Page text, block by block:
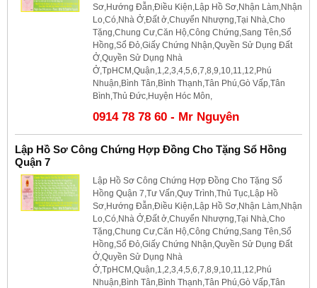
Sơ,Hướng Đẫn,Điều Kiện,Lập Hồ Sơ,Nhận Làm,Nhận
Lo,Có,Nhà Ở,Đất ở,Chuyển Nhượng,Tại Nhà,Cho
Tặng,Chung Cư,Căn Hộ,Công Chứng,Sang Tên,Sổ
Hồng,Sổ Đỏ,Giấy Chứng Nhận,Quyền Sử Dụng Đất
Ở,Quyền Sử Dụng Nhà
Ở,TpHCM,Quận,1,2,3,4,5,6,7,8,9,10,11,12,Phú
Nhuận,Bình Tân,Bình Thạnh,Tân Phú,Gò Vấp,Tân
Bình,Thủ Đức,Huyện Hóc Môn,
0914 78 78 60 - Mr Nguyên
Lập Hồ Sơ Công Chứng Hợp Đồng Cho Tặng Sổ Hồng
Quận 7
Lập Hồ Sơ Công Chứng Hợp Đồng Cho Tặng Sổ
Hồng Quận 7,Tư Vấn,Quy Trình,Thủ Tục,Lập Hồ
Sơ,Hướng Đẫn,Điều Kiện,Lập Hồ Sơ,Nhận Làm,Nhận
Lo,Có,Nhà Ở,Đất ở,Chuyển Nhượng,Tại Nhà,Cho
Tặng,Chung Cư,Căn Hộ,Công Chứng,Sang Tên,Sổ
Hồng,Sổ Đỏ,Giấy Chứng Nhận,Quyền Sử Dụng Đất
Ở,Quyền Sử Dụng Nhà
Ở,TpHCM,Quận,1,2,3,4,5,6,7,8,9,10,11,12,Phú
Nhuận,Bình Tân,Bình Thạnh,Tân Phú,Gò Vấp,Tân